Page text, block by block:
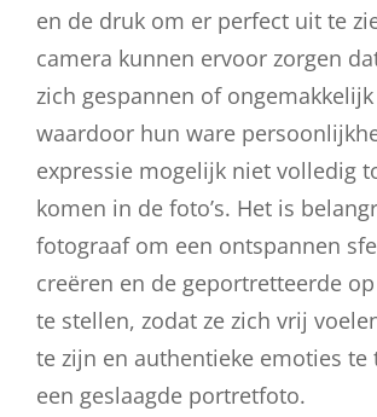
en de druk om er perfect uit te
camera kunnen ervoor zorgen
zich gespannen of
waardoor hun ware
expressie mogelijk niet volledig
komen in de foto’s. Het is
fotograaf om een ontspannen
creëren en de geportretteerde
te stellen, zodat ze zich vrij
te zijn en authentieke emoties te
een geslaagde portretfoto.